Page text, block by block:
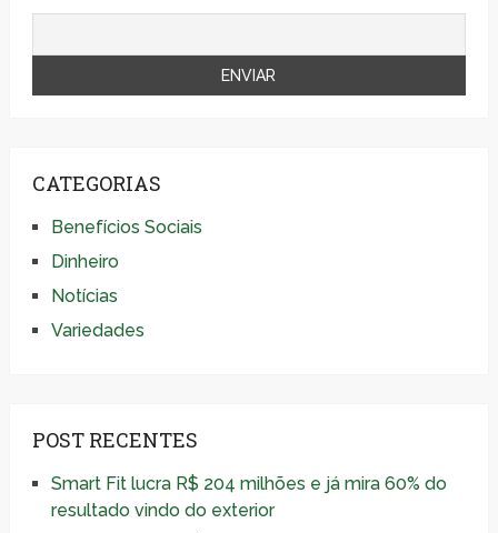
CATEGORIAS
Benefícios Sociais
Dinheiro
Notícias
Variedades
POST RECENTES
Smart Fit lucra R$ 204 milhões e já mira 60% do
resultado vindo do exterior